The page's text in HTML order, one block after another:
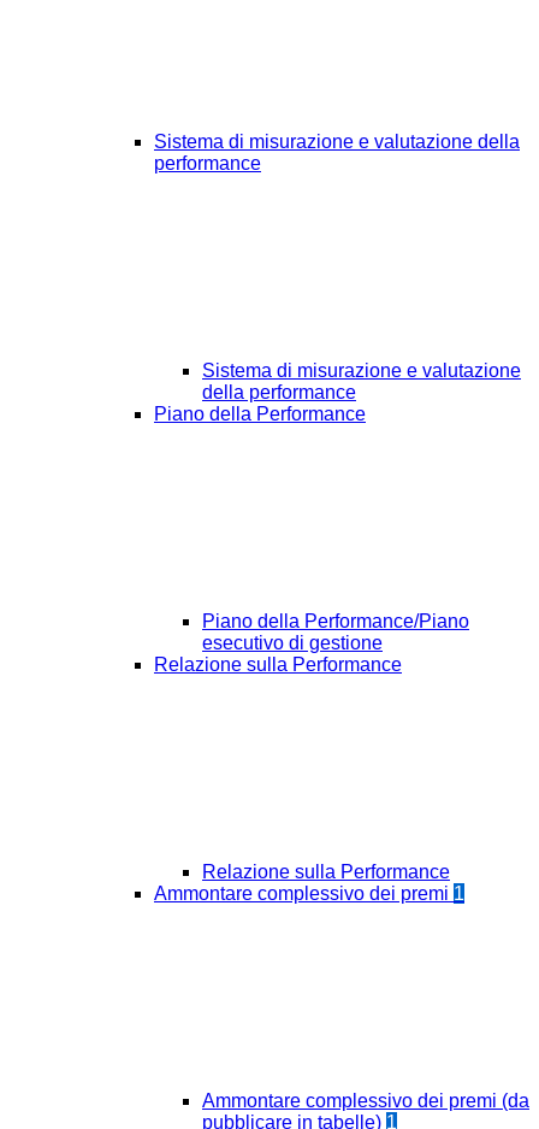
Sistema di misurazione e valutazione della
performance
Sistema di misurazione e valutazione
della performance
Piano della Performance
Piano della Performance/Piano
esecutivo di gestione
Relazione sulla Performance
Relazione sulla Performance
Ammontare complessivo dei premi 1
Ammontare complessivo dei premi (da
pubblicare in tabelle) 1